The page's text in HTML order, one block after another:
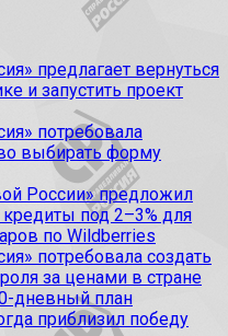
предлагает вернуться
и запустить проект
потребовала
выбирать форму
России» предложил
под 2–3% для
по Wildberries
потребовала создать
за ценами в стране
дневный план
приблизил победу